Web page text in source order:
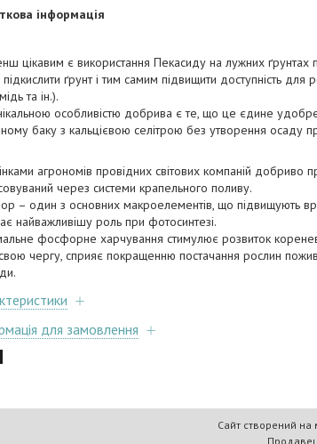
інформація
цікавим є використання Пекасиду на лужних ґрунтах
ґрунт і тим самим підвищити доступність
та ін.).
особливістю добрива є те, що це єдине
баку з кальцієвою селітрою без утворення осаду
агрономів провідних світових компаній добриво
через системи крапельного поливу.
– один з основних макроелементів, що підвищують
найважливішу роль при фотосинтезі.
фосфорне харчування стимулює розвиток
чергу, сприяє покращенню постачання рослин
для замовлення
Сайт створений на